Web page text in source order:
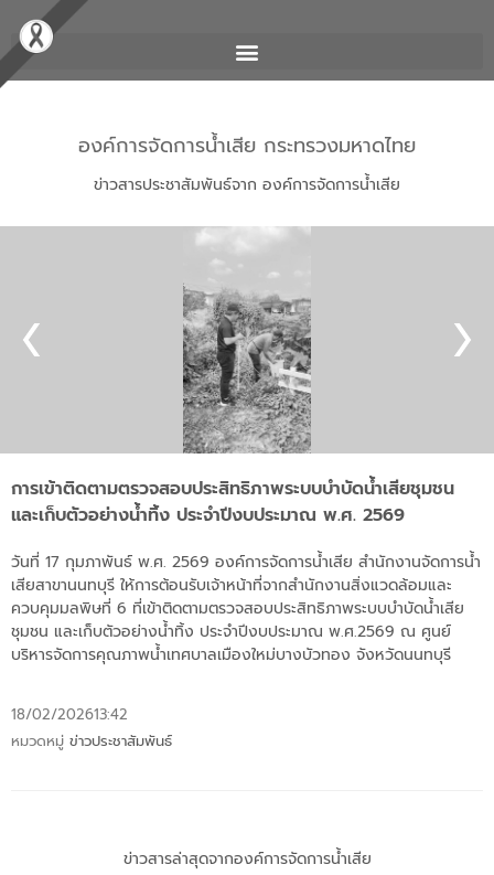
องค์การจัดการน้ำเสีย กระทรวงมหาดไทย
ข่าวสารประชาสัมพันธ์จาก องค์การจัดการน้ำเสีย
การเข้าติดตามตรวจสอบประสิทธิภาพระบบบำบัดน้ำเสียชุมชน
และเก็บตัวอย่างน้ำทิ้ง ประจำปีงบประมาณ พ.ศ. 2569
วันที่ 17 กุมภาพันธ์ พ.ศ. 2569 องค์การจัดการน้ำเสีย สำนักงานจัดการน้ำ
เสียสาขานนทบุรี ให้การต้อนรับเจ้าหน้าที่จากสำนักงานสิ่งแวดล้อมและ
ควบคุมมลพิษที่ 6 ที่เข้าติดตามตรวจสอบประสิทธิภาพระบบบำบัดน้ำเสีย
ชุมชน และเก็บตัวอย่างน้ำทิ้ง ประจำปีงบประมาณ พ.ศ.2569 ณ ศูนย์
บริหารจัดการคุณภาพน้ำเทศบาลเมืองใหม่บางบัวทอง จังหวัดนนทบุรี
18/02/202613:42
หมวดหมู่ ข่าวประชาสัมพันธ์
ข่าวสารล่าสุดจากองค์การจัดการน้ำเสีย